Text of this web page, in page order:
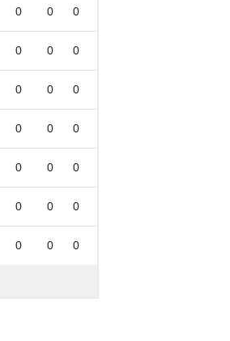
0 0 0
0 0 0
0 0 0
0 0 0
0 0 0
0 0 0
0 0 0